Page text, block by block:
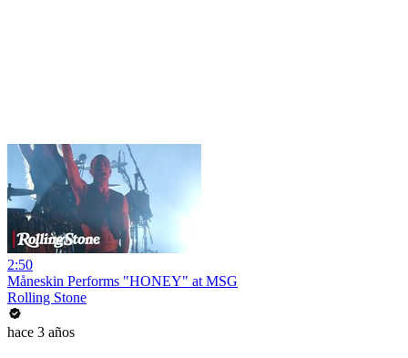
2:50
Måneskin Performs "HONEY" at MSG
Rolling Stone
hace 3 años